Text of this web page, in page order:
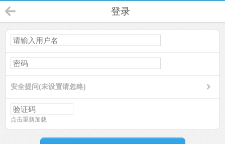
登录
安全提问(未设置请忽略)
点击重新加载